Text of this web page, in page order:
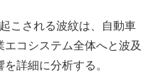
こされる波紋は、自動車
コシステム全体へと波及
詳細に分析する。